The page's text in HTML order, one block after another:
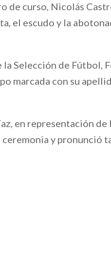
de curso, Nicolás
el escudo y la
Selección de Fútbol,
marcada con su
en representación
y pronunció